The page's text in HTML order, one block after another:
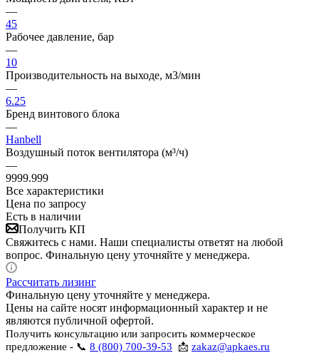
—
45
Рабочее давление, бар
—
10
Производительность на выходе, м3/мин
—
6.25
Бренд винтового блока
—
Hanbell
Воздушный поток вентилятора (м³/ч)
—
9999.999
Все характеристики
Цена по запросу
Есть в наличии
Получить КП
Свяжитесь с нами. Наши специалисты ответят на любой
вопрос. Финальную цену уточняйте у менеджера.
Рассчитать лизинг
Финальную цену уточняйте у менеджера.
Цены на сайте носят информационный характер и не
являются публичной офертой.
Получить консультацию или запросить коммерческое
предложение - 📞 8 (800) 700-39-53 📩 zakaz@apkaes.ru